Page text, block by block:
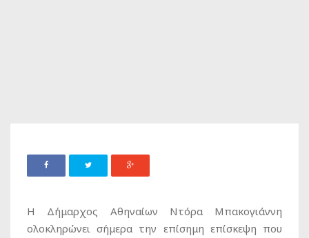
Η Δήμαρχος Αθηναίων Ντόρα Μπακογιάννη
ολοκληρώνει σήμερα την επίσημη επίσκεψη που